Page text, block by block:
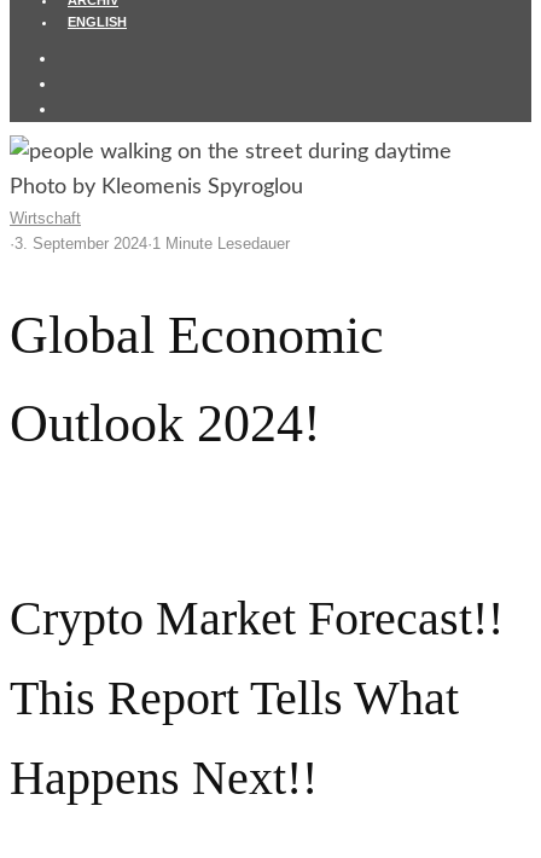
ENGLISH
Photo by Kleomenis Spyroglou
Wirtschaft
·3. September 2024·1 Minute Lesedauer
Global Economic
Outlook 2024!
Crypto Market Forecast!!
This Report Tells What
Happens Next!!